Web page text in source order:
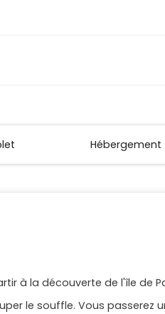
Hébergement
à la découverte de l'île de
le souffle. Vous passerez